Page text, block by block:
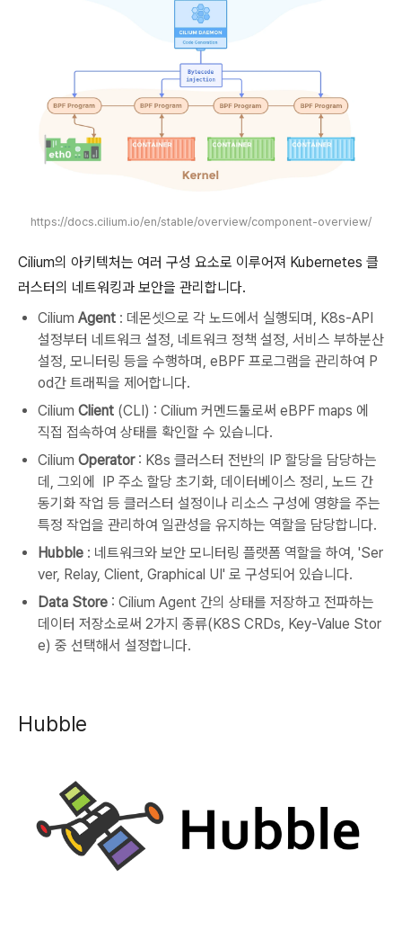
https://docs.cilium.io/en/stable/overview/component-overview/
Cilium의 아키텍처는 여러 구성 요소로 이루어져 Kubernetes 클
러스터의 네트워킹과 보안을 관리합니다.
Cilium Agent : 데몬셋으로 각 노드에서 실행되며, K8s-API
설정부터 네트워크 설정, 네트워크 정책 설정, 서비스 부하분산
설정, 모니터링 등을 수행하며, eBPF 프로그램을 관리하여 P
od간 트래픽을 제어합니다.
Cilium Client (CLI) : Cilium 커멘드툴로써 eBPF maps 에
직접 접속하여 상태를 확인할 수 있습니다.
Cilium Operator: K8s 클러스터 전반의 IP 할당을 담당하는
데, 그외에 IP 주소 할당 초기화, 데이터베이스 정리, 노드 간
동기화 작업 등 클러스터 설정이나 리소스 구성에 영향을 주는
특정 작업을 관리하여 일관성을 유지하는 역할을 담당합니다.
Hubble : 네트워크와 보안 모니터링 플랫폼 역할을 하여, 'Ser
ver, Relay, Client, Graphical UI' 로 구성되어 있습니다.
Data Store : Cilium Agent 간의 상태를 저장하고 전파하는
데이터 저장소로써 2가지 종류(K8S CRDs, Key-Value Stor
e) 중 선택해서 설정합니다.
Hubble